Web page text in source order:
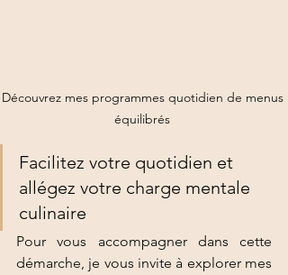
Découvrez mes programmes quotidien de menus
équilibrés
Facilitez votre quotidien et
allégez votre charge mentale
culinaire
Pour vous accompagner dans cette
démarche, je vous invite à explorer mes